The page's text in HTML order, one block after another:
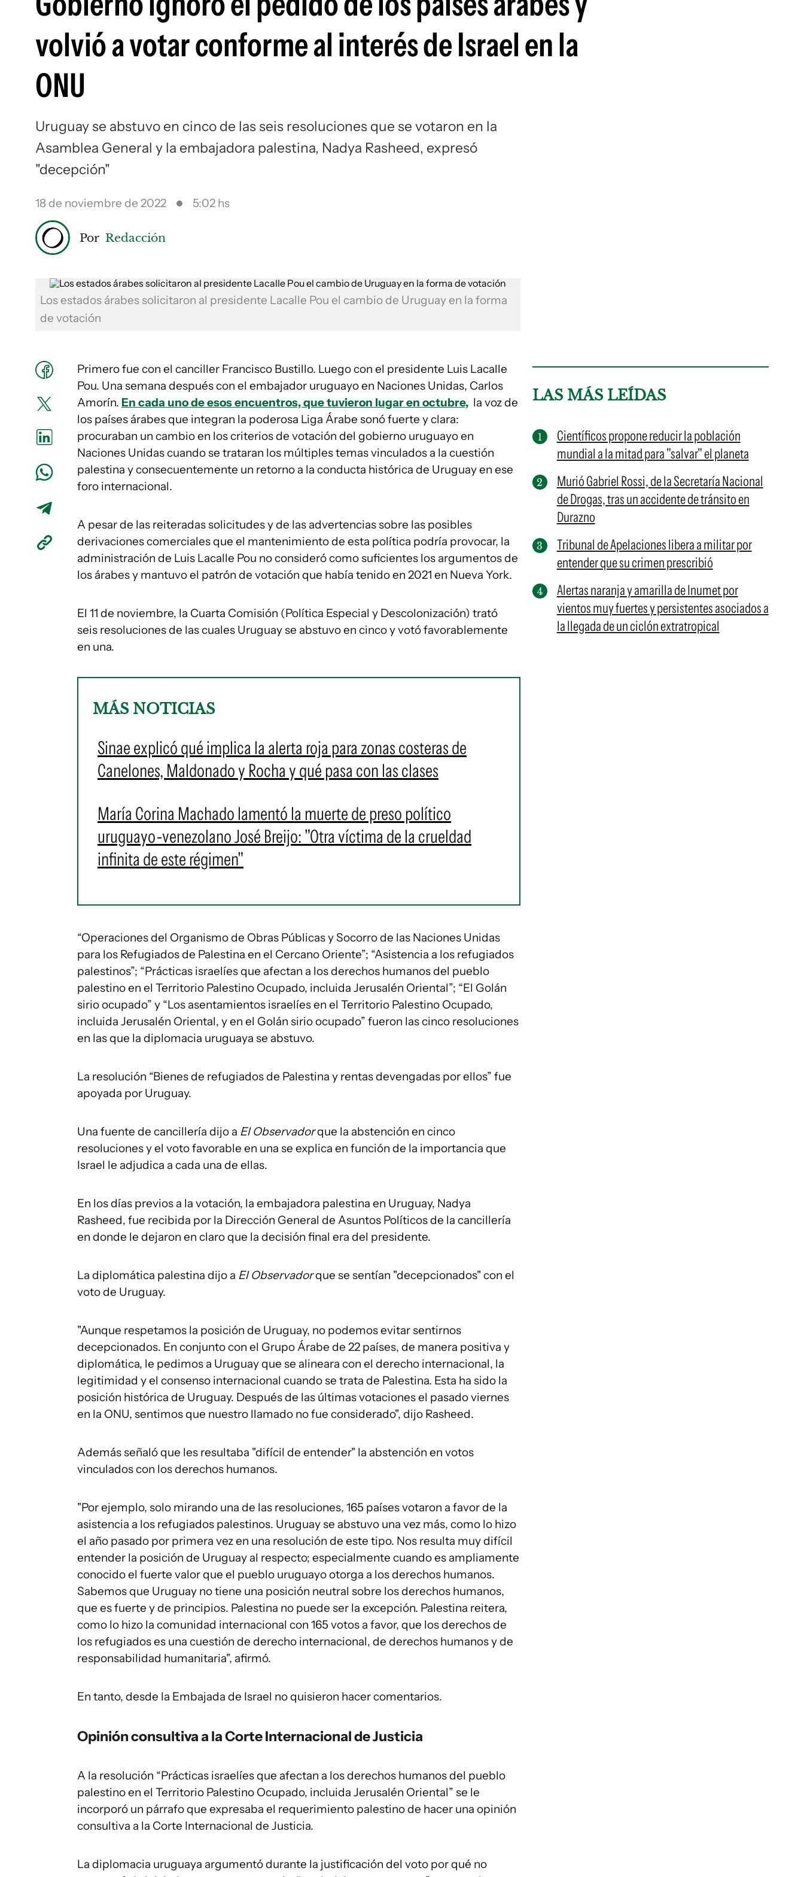
volvió a votar conforme al interés de Israel en la
ONU
Uruguay se abstuvo en cinco de las seis resoluciones que se votaron en la
Asamblea General y la embajadora palestina, Nadya Rasheed, expresó
"decepción"
18 de noviembre de 2022 5:02 hs
Por Redacción
Los estados árabes solicitaron al presidente Lacalle Pou el cambio de Uruguay en la forma
de votación
Primero fue con el canciller Francisco Bustillo. Luego con el presidente Luis Lacalle
Pou. Una semana después con el embajador uruguayo en Naciones Unidas, Carlos
Amorín. En cada uno de esos encuentros, que tuvieron lugar en octubre, la voz de
los países árabes que integran la poderosa Liga Árabe sonó fuerte y clara:
procuraban un cambio en los criterios de votación del gobierno uruguayo en
Naciones Unidas cuando se trataran los múltiples temas vinculados a la cuestión
palestina y consecuentemente un retorno a la conducta histórica de Uruguay en ese
foro internacional.
A pesar de las reiteradas solicitudes y de las advertencias sobre las posibles
derivaciones comerciales que el mantenimiento de esta política podría provocar, la
administración de Luis Lacalle Pou no consideró como suficientes los argumentos de
los árabes y mantuvo el patrón de votación que había tenido en 2021 en Nueva York.
El 11 de noviembre, la Cuarta Comisión (Política Especial y Descolonización) trató
seis resoluciones de las cuales Uruguay se abstuvo en cinco y votó favorablemente
en una.
MÁS NOTICIAS
Sinae explicó qué implica la alerta roja para zonas costeras de
Canelones, Maldonado y Rocha y qué pasa con las clases
María Corina Machado lamentó la muerte de preso político
uruguayo-venezolano José Breijo: "Otra víctima de la crueldad
infinita de este régimen"
“Operaciones del Organismo de Obras Públicas y Socorro de las Naciones Unidas
para los Refugiados de Palestina en el Cercano Oriente”; “Asistencia a los refugiados
palestinos”; “Prácticas israelíes que afectan a los derechos humanos del pueblo
palestino en el Territorio Palestino Ocupado, incluida Jerusalén Oriental”; “El Golán
sirio ocupado” y “Los asentamientos israelíes en el Territorio Palestino Ocupado,
incluida Jerusalén Oriental, y en el Golán sirio ocupado” fueron las cinco resoluciones
en las que la diplomacia uruguaya se abstuvo.
La resolución “Bienes de refugiados de Palestina y rentas devengadas por ellos” fue
apoyada por Uruguay.
Una fuente de cancillería dijo a El Observadorque la abstención en cinco
resoluciones y el voto favorable en una se explica en función de la importancia que
Israel le adjudica a cada una de ellas.
En los días previos a la votación, la embajadora palestina en Uruguay, Nadya
Rasheed, fue recibida por la Dirección General de Asuntos Políticos de la cancillería
en donde le dejaron en claro que la decisión final era del presidente.
La diplomática palestina dijo a El Observadorque se sentían "decepcionados" con el
voto de Uruguay.
"Aunque respetamos la posición de Uruguay, no podemos evitar sentirnos
decepcionados. En conjunto con el Grupo Árabe de 22 países, de manera positiva y
diplomática, le pedimos a Uruguay que se alineara con el derecho internacional, la
legitimidad y el consenso internacional cuando se trata de Palestina. Esta ha sido la
posición histórica de Uruguay. Después de las últimas votaciones el pasado viernes
en la ONU, sentimos que nuestro llamado no fue considerado", dijo Rasheed.
Además señaló que les resultaba "difícil de entender" la abstención en votos
vinculados con los derechos humanos.
"Por ejemplo, solo mirando una de las resoluciones, 165 países votaron a favor de la
asistencia a los refugiados palestinos. Uruguay se abstuvo una vez más, como lo hizo
el año pasado por primera vez en una resolución de este tipo. Nos resulta muy difícil
entender la posición de Uruguay al respecto; especialmente cuando es ampliamente
conocido el fuerte valor que el pueblo uruguayo otorga a los derechos humanos.
Sabemos que Uruguay no tiene una posición neutral sobre los derechos humanos,
que es fuerte y de principios. Palestina no puede ser la excepción. Palestina reitera,
como lo hizo la comunidad internacional con 165 votos a favor, que los derechos de
los refugiados es una cuestión de derecho internacional, de derechos humanos y de
responsabilidad humanitaria", afirmó.
En tanto, desde la Embajada de Israel no quisieron hacer comentarios.
Opinión consultiva a la Corte Internacional de Justicia
A la resolución “Prácticas israelíes que afectan a los derechos humanos del pueblo
palestino en el Territorio Palestino Ocupado, incluida Jerusalén Oriental” se le
incorporó un párrafo que expresaba el requerimiento palestino de hacer una opinión
consultiva a la Corte Internacional de Justicia.
La diplomacia uruguaya argumentó durante la justificación del voto por qué no
LAS MÁS LEÍDAS
Científicos propone reducir la población
mundial a la mitad para "salvar" el planeta
Murió Gabriel Rossi, de la Secretaría Nacional
de Drogas, tras un accidente de tránsito en
Durazno
Tribunal de Apelaciones libera a militar por
entender que su crimen prescribió
Alertas naranja y amarilla de Inumet por
vientos muy fuertes y persistentes asociados a
la llegada de un ciclón extratropical